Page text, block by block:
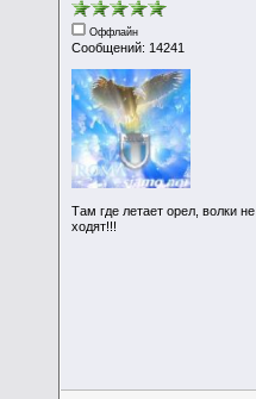
Оффлайн
Сообщений: 14241
Там где летает орел, волки не
ходят!!!